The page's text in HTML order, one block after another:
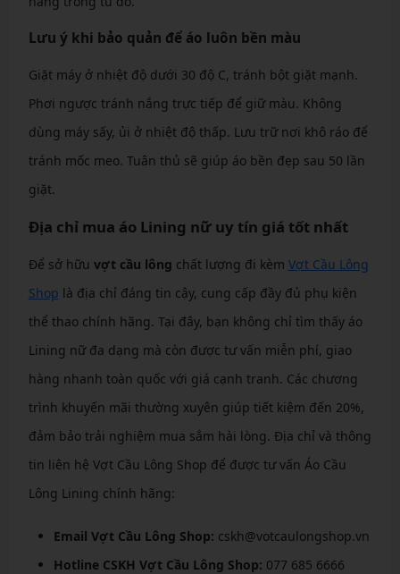
Lưu ý khi bảo quản để áo luôn bền màu
Giặt máy ở nhiệt độ dưới 30 độ C, tránh bột giặt mạnh.
Phơi ngược tránh nắng trực tiếp để giữ màu. Không
dùng máy sấy, ủi ở nhiệt độ thấp. Lưu trữ nơi khô ráo để
tránh mốc meo. Tuân thủ sẽ giúp áo bền đẹp sau 50 lần
giặt.
Địa chỉ mua áo Lining nữ uy tín giá tốt nhất
Để sở hữu vợt cầu lông chất lượng đi kèm Vợt Cầu Lông
Shop là địa chỉ đáng tin cậy, cung cấp đầy đủ phụ kiện
thể thao chính hãng. Tại đây, bạn không chỉ tìm thấy áo
Lining nữ đa dạng mà còn được tư vấn miễn phí, giao
hàng nhanh toàn quốc với giá cạnh tranh. Các chương
trình khuyến mãi thường xuyên giúp tiết kiệm đến 20%,
đảm bảo trải nghiệm mua sắm hài lòng. Địa chỉ và thông
tin liên hệ Vợt Cầu Lông Shop để được tư vấn Áo Cầu
Lông Lining chính hãng:
Email Vợt Cầu Lông Shop: cskh@votcaulongshop.vn
Hotline CSKH Vợt Cầu Lông Shop: 077 685 6666